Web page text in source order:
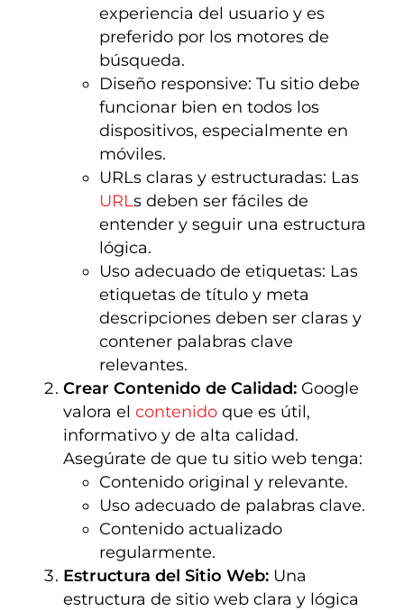
experiencia del usuario y es
preferido por los motores de
búsqueda.
Diseño responsive: Tu sitio debe
funcionar bien en todos los
dispositivos, especialmente en
móviles.
URLs claras y estructuradas: Las
URLs deben ser fáciles de
entender y seguir una estructura
lógica.
Uso adecuado de etiquetas: Las
etiquetas de título y meta
descripciones deben ser claras y
contener palabras clave
relevantes.
Crear Contenido de Calidad: Google
valora el contenido que es útil,
informativo y de alta calidad.
Asegúrate de que tu sitio web tenga:
Contenido original y relevante.
Uso adecuado de palabras clave.
Contenido actualizado
regularmente.
Estructura del Sitio Web: Una
estructura de sitio web clara y lógica